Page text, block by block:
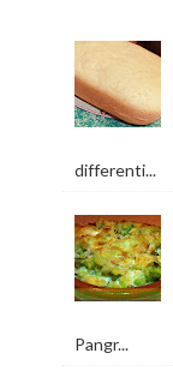
differenti...
Pangr...